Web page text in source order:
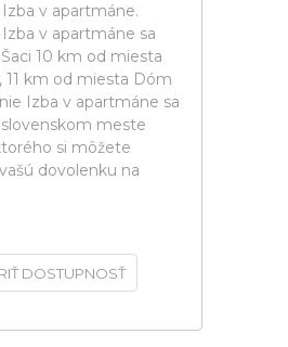
v apartmáne.
v apartmáne sa
10 km od miesta
11 km od miesta Dóm
Izba v apartmáne sa
meste
si môžete
dovolenku na
DOSTUPNOSŤ